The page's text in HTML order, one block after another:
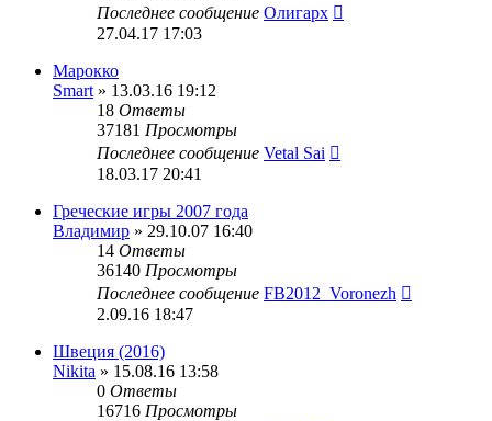
Последнее сообщение Олигарх
27.04.17 17:03
Марокко
Smart » 13.03.16 19:12
18 Ответы
37181 Просмотры
Последнее сообщение Vetal Sai
18.03.17 20:41
Греческие игры 2007 года
Владимир » 29.10.07 16:40
14 Ответы
36140 Просмотры
Последнее сообщение FB2012_Voronezh
2.09.16 18:47
Швеция (2016)
Nikita » 15.08.16 13:58
0 Ответы
16716 Просмотры